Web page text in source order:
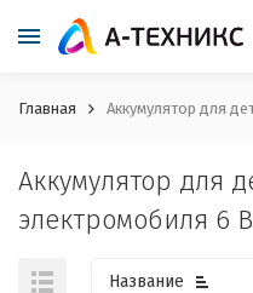
Главная Аккумулятор для
Аккумулятор для
электромобиля 6
Название